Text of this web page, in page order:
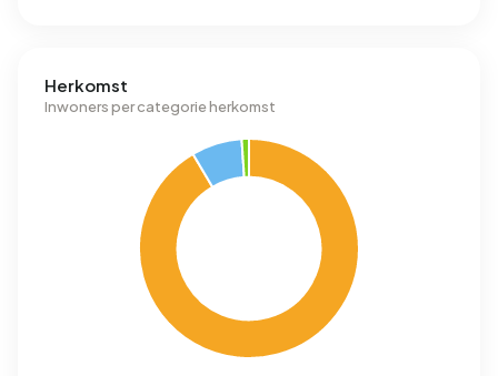
Herkomst
Inwoners per categorie herkomst